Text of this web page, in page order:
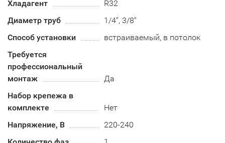
Хладагент
R32
Диаметр труб
1/4", 3/8"
Способ установки
встраиваемый, в потолок
Требуется
профессиональный
монтаж
Да
Набор крепежа в
комплекте
Нет
Напряжение, В
220-240